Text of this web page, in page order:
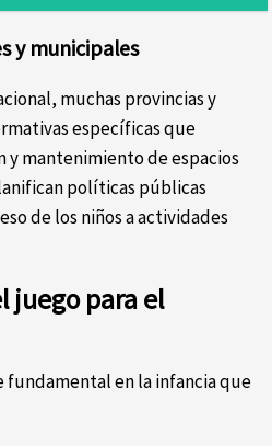
y municipales
muchas provincias y
específicas que
mantenimiento de espacios
políticas públicas
de los niños a actividades
juego para el
fundamental en la infancia que